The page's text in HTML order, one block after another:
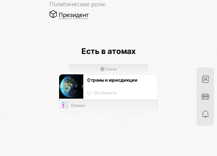
Политические роли:
Президент
Есть в атомах
Геоса
Страны и юрисдикции
193 объекта
Список